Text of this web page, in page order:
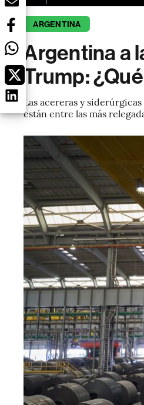
ARGENTINA
Argentina a
Trump:
Las acereras y
están entre las más